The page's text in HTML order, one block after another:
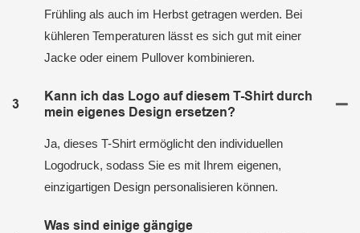
Frühling als auch im Herbst getragen werden. Bei
kühleren Temperaturen lässt es sich gut mit einer
Jacke oder einem Pullover kombinieren.
3
Kann ich das Logo auf diesem T-Shirt durch
mein eigenes Design ersetzen?
Ja, dieses T-Shirt ermöglicht den individuellen
Logodruck, sodass Sie es mit Ihrem eigenen,
einzigartigen Design personalisieren können.
Was sind einige gängige